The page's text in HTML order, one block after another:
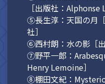
［出版社：Alphonse
⑤長生淳：天国の月
社］
⑥西村朗：水の影［
⑦野平一郎：
Henry Lemoine］
⑧棚田文紀：